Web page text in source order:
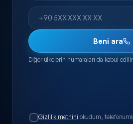
Telefon
Beni ara
Diğer ülkelerin numaraları da kabul edilir
Gizlilik metnini okudum,